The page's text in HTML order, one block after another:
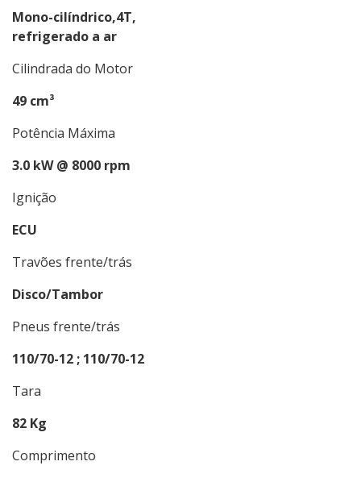
Mono-cilíndrico,4T,
refrigerado a ar
Cilindrada do Motor
49 cm³
Potência Máxima
3.0 kW @ 8000 rpm
Ignição
ECU
Travões frente/trás
Disco/Tambor
Pneus frente/trás
110/70-12 ; 110/70-12
Tara
82 Kg
Comprimento